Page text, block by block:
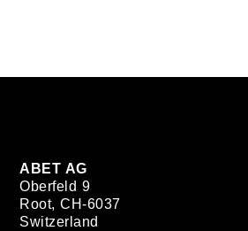
ABET AG
Oberfeld 9
Root, CH-6037
Switzerland